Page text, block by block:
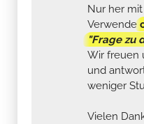
Nur her
Verwende
"Frage zu
Wir freuen
und
weniger
Vielen